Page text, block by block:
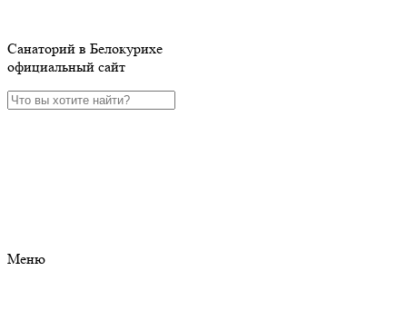
Санаторий в Белокурихе
официальный сайт
Меню